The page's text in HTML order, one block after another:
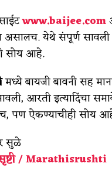
www.baijee.com
असालच. येथे संपूर्ण
सोय आहे.
मध्ये बायजी बावनी सह
आरती इत्यादिंचा
पण ऐकण्याचीही सोय
सुळे
/ Marathisrushti